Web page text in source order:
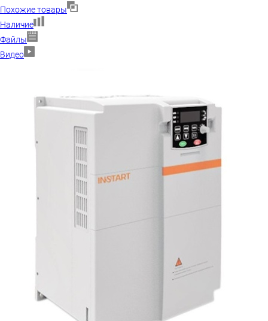
Похожие товары
Наличие
Файлы
Видео